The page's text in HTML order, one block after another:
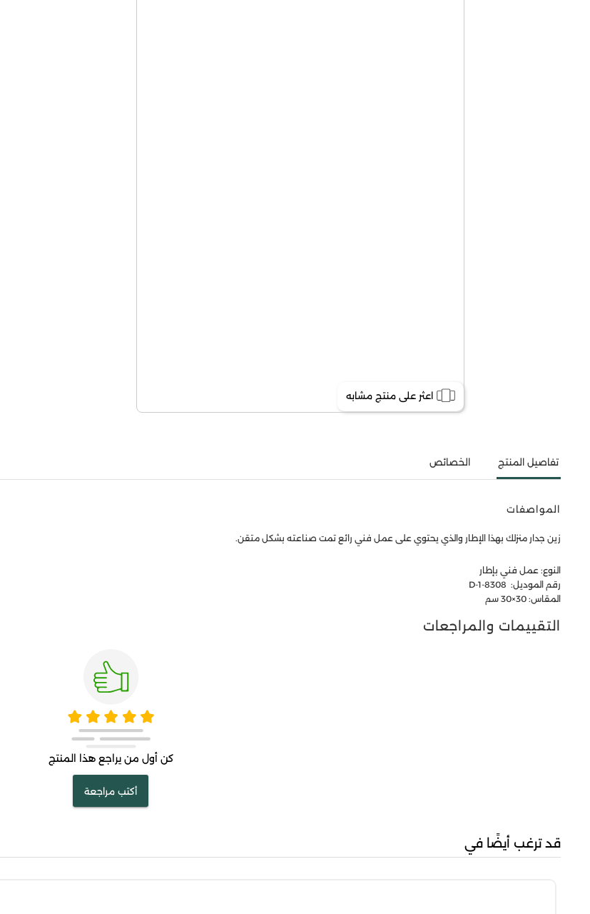
اعثر على منتج مشابه
تفاصيل المنتج الخصائص
المواصفات
زين جدار منزلك بهذا الإطار والذي يحتوي على عمل فني رائع تمت صناعته بشكل متقن.
النوع: عمل فني بإطار
رقم الموديل: 8308-1-D
المقاس: 30×30 سم
التقييمات والمراجعات
كن أول من يراجع هذا المنتج
أكتب مراجعة
قد ترغب أيضًا في